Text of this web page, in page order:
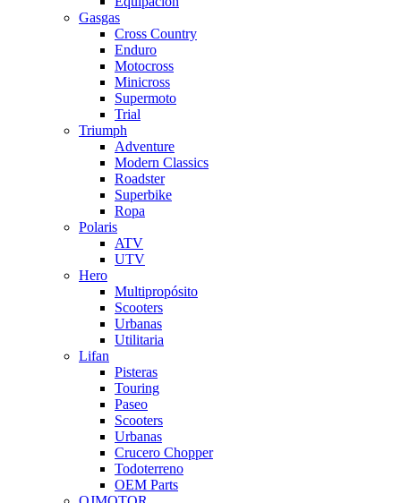
Gasgas
Cross Country
Enduro
Motocross
Minicross
Supermoto
Trial
Triumph
Adventure
Modern Classics
Roadster
Superbike
Ropa
Polaris
ATV
UTV
Hero
Multipropósito
Scooters
Urbanas
Utilitaria
Lifan
Pisteras
Touring
Paseo
Scooters
Urbanas
Crucero Chopper
Todoterreno
OEM Parts